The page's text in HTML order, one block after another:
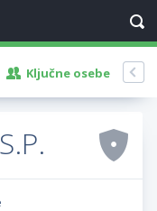
Ključne osebe